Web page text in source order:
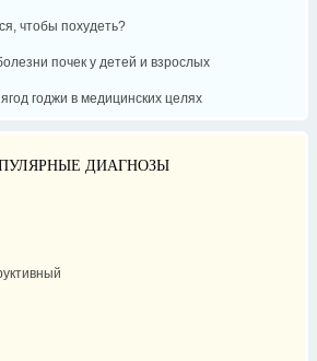
чтобы похудеть?
почек у детей и взрослых
годжи в медицинских целях
ДИАГНОЗЫ